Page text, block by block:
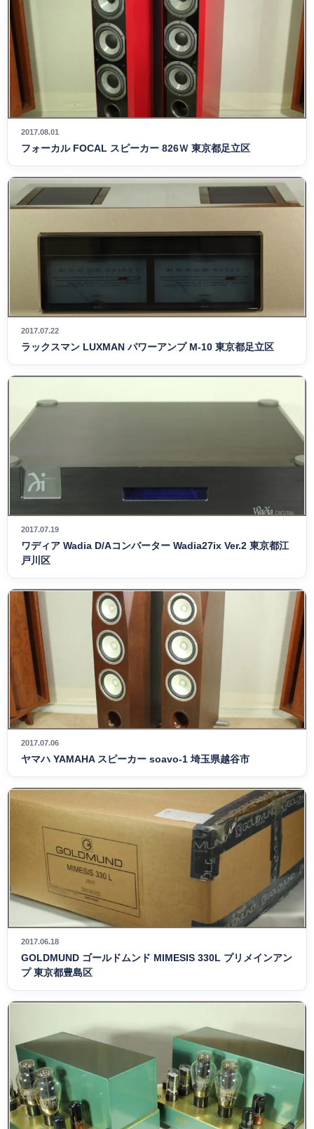
2017.08.01
フォーカル FOCAL スピーカー 826Ｗ 東京都足立区
2017.07.22
ラックスマン LUXMAN パワーアンプ M-10 東京都足立区
2017.07.19
ワディア Wadia D/Aコンバーター Wadia27ix Ver.2 東京都江
戸川区
2017.07.06
ヤマハ YAMAHA スピーカー soavo-1 埼玉県越谷市
2017.06.18
GOLDMUND ゴールドムンド MIMESIS 330L プリメインアン
プ 東京都豊島区